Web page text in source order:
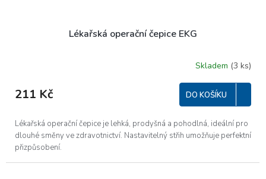
Lékařská operační čepice EKG
Skladem (3 ks)
211 Kč DO KOŠÍKU
Lékařská operační čepice je lehká, prodyšná a pohodlná, ideální pro
dlouhé směny ve zdravotnictví. Nastavitelný střih umožňuje perfektní
přizpůsobení.